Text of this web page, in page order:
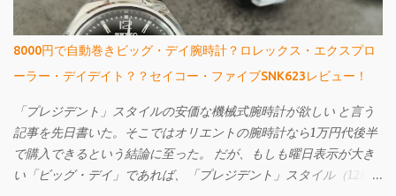
8000円で自動巻きビッグ・デイ腕時計？ロレックス・エクスプロ
ーラー・デイデイト？？セイコー・ファイブSNK623レビュー！
「プレジデント」スタイルの安価な機械式腕時計が欲しい と言う
記事を先日書いた。そこではオリエントの腕時計なら1万円代後半
で購入できるという結論に至った。 だが、もしも曜日表示が大き
い「ビッグ・デイ」であれば、「プレジデント」スタイル（12時